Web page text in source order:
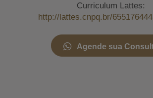
Curriculum Lattes:
http://lattes.cnpq.br/
Agende sua